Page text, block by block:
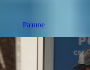
Разное